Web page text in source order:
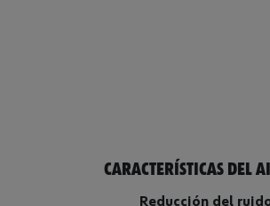
Características del
Reducción del